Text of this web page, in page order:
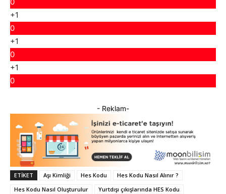
0
+1
0
+1
0
+1
0
- Reklam-
ETIKET Aşı Kimliği Hes Kodu
Hes Kodu Nasıl Alınır ?
Hes Kodu Nasıl Oluşturulur
Yurtdışı çıkışlarında HES Kodu